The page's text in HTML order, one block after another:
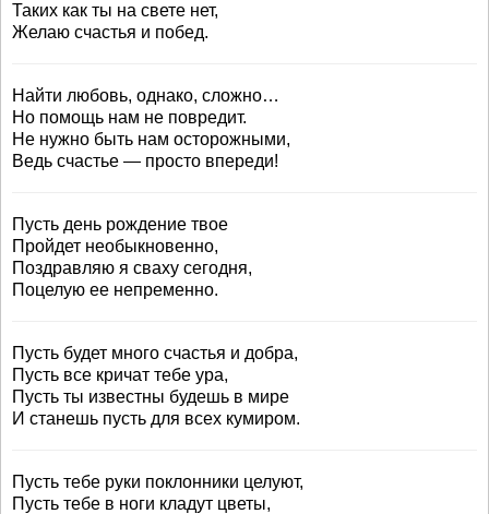
Таких как ты на свете нет,
Желаю счастья и побед.
Найти любовь, однако, сложно…
Но помощь нам не повредит.
Не нужно быть нам осторожными,
Ведь счастье — просто впереди!
Пусть день рождение твое
Пройдет необыкновенно,
Поздравляю я сваху сегодня,
Поцелую ее непременно.
Пусть будет много счастья и добра,
Пусть все кричат тебе ура,
Пусть ты известны будешь в мире
И станешь пусть для всех кумиром.
Пусть тебе руки поклонники целуют,
Пусть тебе в ноги кладут цветы,